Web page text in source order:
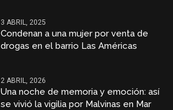
3 ABRIL, 2025
Condenan a una mujer por venta de
drogas en el barrio Las Américas
2 ABRIL, 2026
Una noche de memoria y emoción: así
se vivió la vigilia por Malvinas en Mar